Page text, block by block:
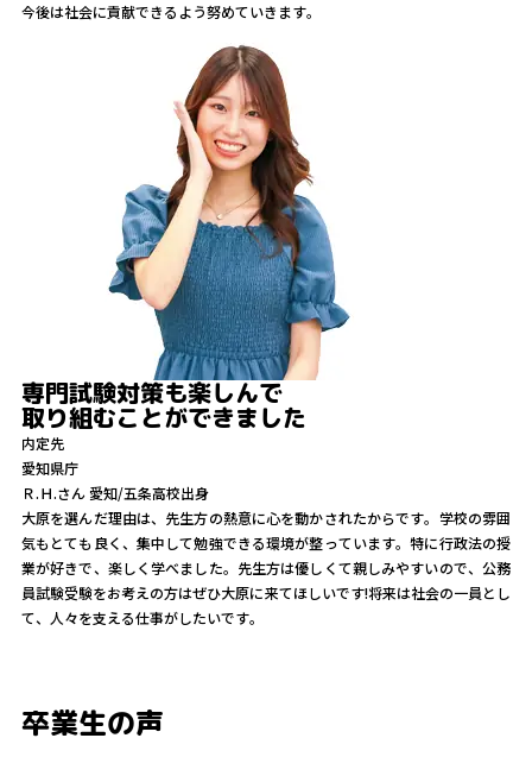
今後は社会に貢献できるよう努めていきます。
専門試験対策も楽しんで
取り組むことができました
内定先
愛知県庁
Ｒ.Ｈ.さん 愛知/五条高校出身
大原を選んだ理由は、先生方の熱意に心を動かされたからです。学校の雰囲
気もとても良く、集中して勉強できる環境が整っています。特に行政法の授
業が好きで、楽しく学べました。先生方は優しくて親しみやすいので、公務
員試験受験をお考えの方はぜひ大原に来てほしいです!将来は社会の一員とし
て、人々を支える仕事がしたいです。
卒業生の声